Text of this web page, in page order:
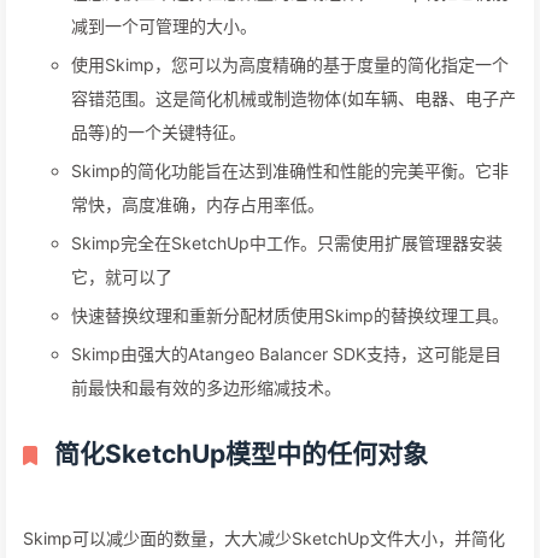
减到一个可管理的大小。
使用Skimp，您可以为高度精确的基于度量的简化指定一个
容错范围。这是简化机械或制造物体(如车辆、电器、电子产
品等)的一个关键特征。
Skimp的简化功能旨在达到准确性和性能的完美平衡。它非
常快，高度准确，内存占用率低。
Skimp完全在SketchUp中工作。只需使用扩展管理器安装
它，就可以了
快速替换纹理和重新分配材质使用Skimp的替换纹理工具。
Skimp由强大的Atangeo Balancer SDK支持，这可能是目
前最快和最有效的多边形缩减技术。
简化SketchUp模型中的任何对象